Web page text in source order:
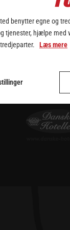
da holdet
sig hurtigt
på i anden
Møller
benytter egne og
tjenester, hjælpe
Læs mere